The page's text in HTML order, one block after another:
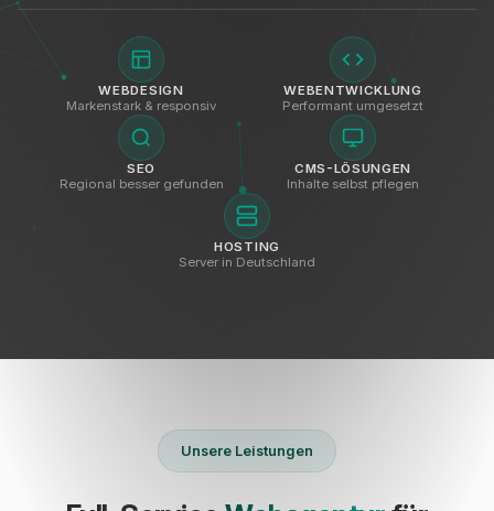
WEBDESIGN
Markenstark & responsiv
WEBENTWICKLUNG
Performant umgesetzt
SEO
Regional besser gefunden
CMS-LÖSUNGEN
Inhalte selbst pflegen
HOSTING
Server in Deutschland
Unsere Leistungen